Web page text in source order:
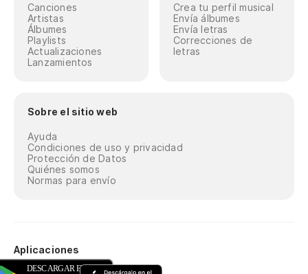
Canciones
Artistas
Álbumes
Playlists
Actualizaciones
Lanzamientos
Crea tu perfil musical
Envía álbumes
Envía letras
Correcciones de
letras
Sobre el sitio web
Ayuda
Condiciones de uso y privacidad
Protección de Datos
Quiénes somos
Normas para envío
Aplicaciones